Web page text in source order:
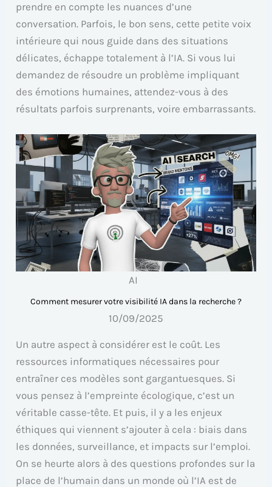
prendre en compte les nuances d’une
conversation. Parfois, le bon sens, cette petite voix
intérieure qui nous guide dans des situations
délicates, échappe totalement à l’IA. Si vous lui
demandez de résoudre un problème impliquant
des émotions humaines, attendez-vous à des
résultats parfois surprenants, voire embarrassants.
AI
Comment mesurer votre visibilité IA dans la recherche ?
10/09/2025
Un autre aspect à considérer est le coût. Les
ressources informatiques nécessaires pour
entraîner ces modèles sont gargantuesques. Si
vous pensez à l’empreinte écologique, c’est un
véritable casse-tête. Et puis, il y a les enjeux
éthiques qui viennent s’ajouter à cela : biais dans
les données, surveillance, et impacts sur l’emploi.
On se heurte alors à des questions profondes sur la
place de l’humain dans un monde où l’IA est de